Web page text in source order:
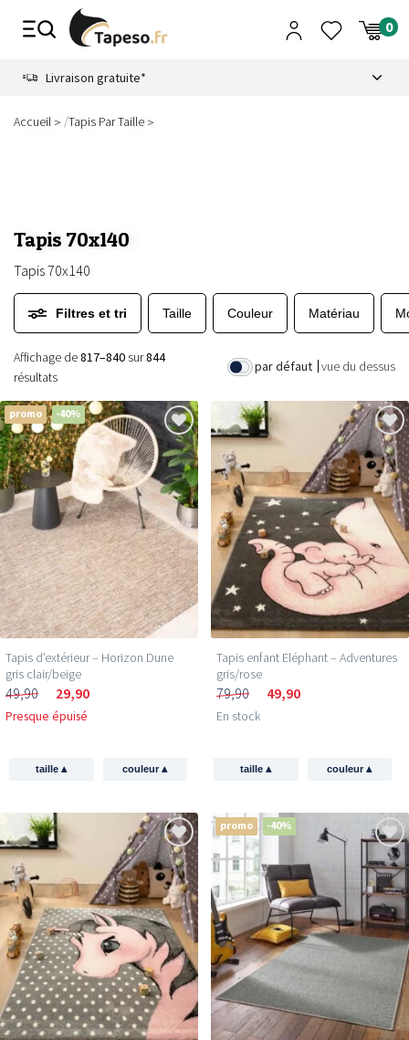
Livraison gratuite*
Accueil /Tapis Par Taille
Tapis 70x140
Tapis 70x140
Filtres et tri Taille Couleur Matériau
par défaut vue du dessus
Affichage de817–840 sur844
résultats
promo -40%
Tapis d’extérieur – Horizon Dune
gris clair/beige
49,90 29,90
Presque épuisé
taille▴ couleur▴
Tapis enfant Eléphant – Adventures
gris/rose
79,90 49,90
En stock
taille▴ couleur▴
promo -40%